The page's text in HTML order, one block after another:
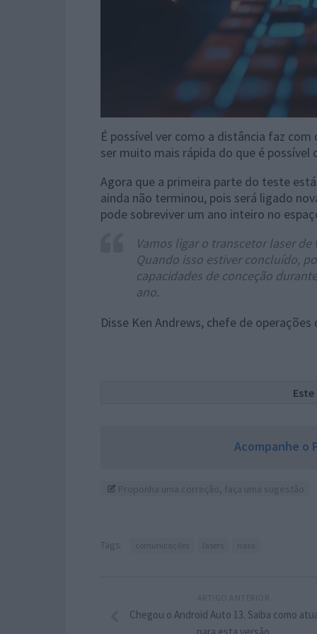
É possível ver como a distância faz
ser muito mais rápida do que é
Agora que a primeira parte do teste
ainda não terminou, pois será ligado
pode sobreviver um ano inteiro no
Vamos ligar o transcetor laser
Quando isso estiver concluído,
capacidades de conceção
ano.
Disse Ken Andrews, chefe de
Acompanhe o
Tags:
Chegou o Android Auto 13. Saiba como